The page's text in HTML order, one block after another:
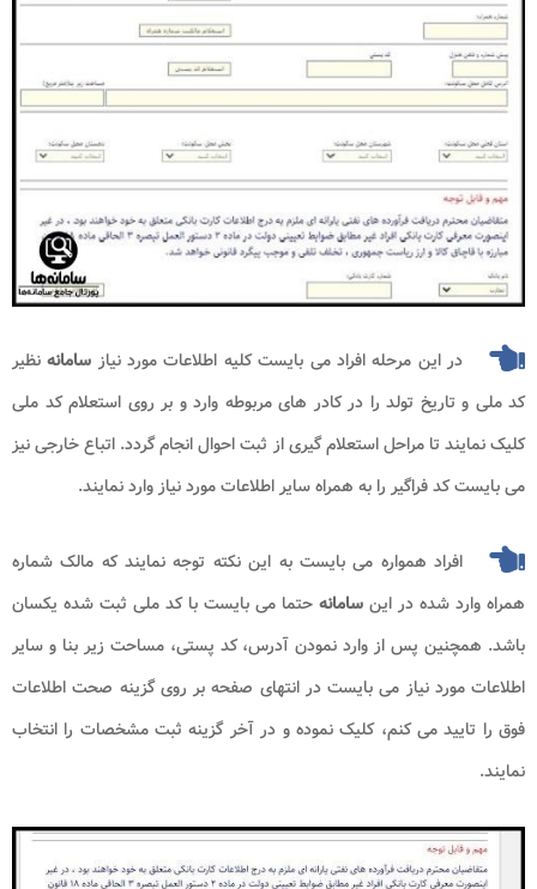
در این مرحله افراد می بایست کلیه اطلاعات مورد نیاز سامانه نظیر
کد ملی و تاریخ تولد را در کادر های مربوطه وارد و بر روی استعلام کد ملی
کلیک نمایند تا مراحل استعلام گیری از ثبت احوال انجام گردد. اتباع خارجی نیز
می بایست کد فراگیر را به همراه سایر اطلاعات مورد نیاز وارد نمایند.
افراد همواره می بایست به این نکته توجه نمایند که مالک شماره
همراه وارد شده در این سامانه حتما می بایست با کد ملی ثبت شده یکسان
باشد. همچنین پس از وارد نمودن آدرس، کد پستی، مساحت زیر بنا و سایر
اطلاعات مورد نیاز می بایست در انتهای صفحه بر روی گزینه صحت اطلاعات
فوق را تایید می کنم، کلیک نموده و در آخر گزینه ثبت مشخصات را انتخاب
نمایند.